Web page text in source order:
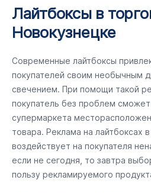
Лайтбоксы в
Новокузнецке
Современные лайтбоксы
покупателей своим необычным
свечением. При помощи такой
покупатель без проблем
супермаркета
товара. Реклама на лайтбоксах
воздействует на покупателя
если не сегодня, то завтра
пользу рекламируемого